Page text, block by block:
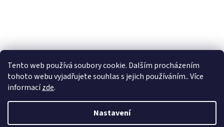
Tento web používá soubory cookie. Dalším procházením
tohoto webu vyjadřujete souhlas s jejich používáním.. Více
informacízde.
Nastavení
Vytvořil Shoptet